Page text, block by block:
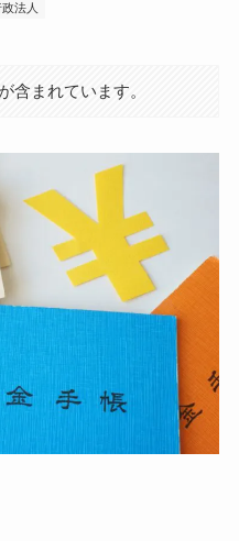
法人
含まれています。